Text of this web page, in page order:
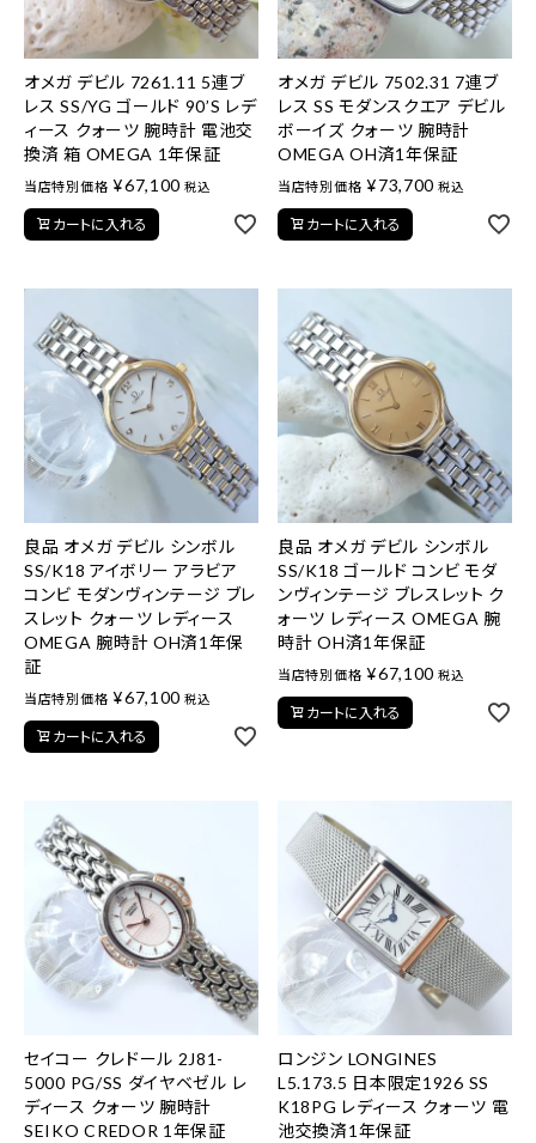
オメガ デビル 7261.11 5連ブ
レス SS/YG ゴールド 90’S レデ
ィース クォーツ 腕時計 電池交
換済 箱 OMEGA 1年保証
当店特別価格 ¥67,100 税込
カートに入れる
オメガ デビル 7502.31 7連ブ
レス SS モダンスクエア デビル
ボーイズ クォーツ 腕時計
OMEGA OH済1年保証
当店特別価格 ¥73,700 税込
カートに入れる
良品 オメガ デビル シンボル
SS/K18 アイボリー アラビア
コンビ モダンヴィンテージ ブレ
スレット クォーツ レディース
OMEGA 腕時計 OH済1年保
証
当店特別価格 ¥67,100 税込
カートに入れる
良品 オメガ デビル シンボル
SS/K18 ゴールド コンビ モダ
ンヴィンテージ ブレスレット ク
ォーツ レディース OMEGA 腕
時計 OH済1年保証
当店特別価格 ¥67,100 税込
カートに入れる
セイコー クレドール 2J81-
5000 PG/SS ダイヤベゼル レ
ディース クォーツ 腕時計
SEIKO CREDOR 1年保証
ロンジン LONGINES
L5.173.5 日本限定1926 SS
K18PG レディース クォーツ 電
池交換済1年保証